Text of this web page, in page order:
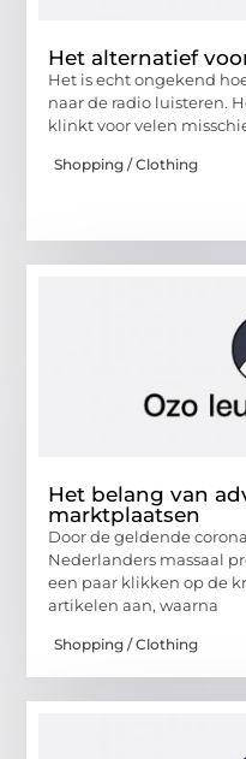
Het alternatief
Het is echt ongekend
naar de radio luisteren.
klinkt voor velen
Shopping / Clothing
Het belang van
marktplaatsen
Door de geldende
Nederlanders massaal
een paar klikken op de
artikelen aan, waarna
Shopping / Clothing